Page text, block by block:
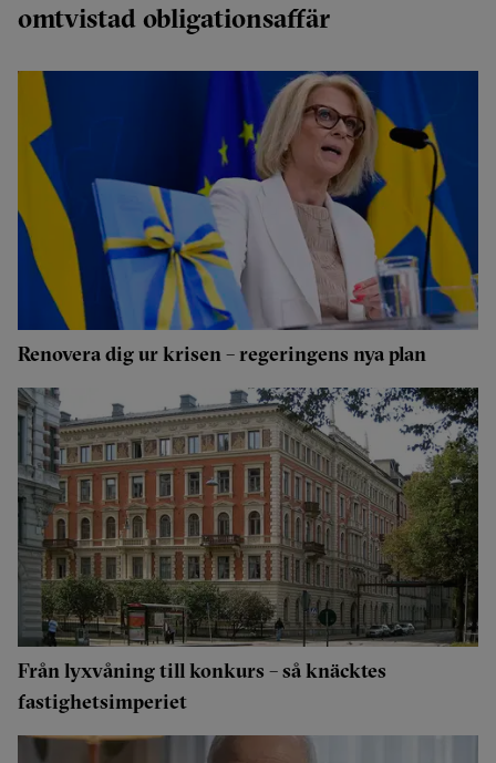
omtvistad obligationsaffär
Renovera dig ur krisen – regeringens nya plan
Från lyxvåning till konkurs – så knäcktes
fastighetsimperiet